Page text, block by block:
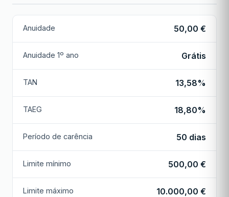
Anuidade 50,00 €
Anuidade 1º ano Grátis
TAN 13,58%
TAEG 18,80%
Período de carência 50 dias
Limite mínimo 500,00 €
Limite máximo 10.000,00 €